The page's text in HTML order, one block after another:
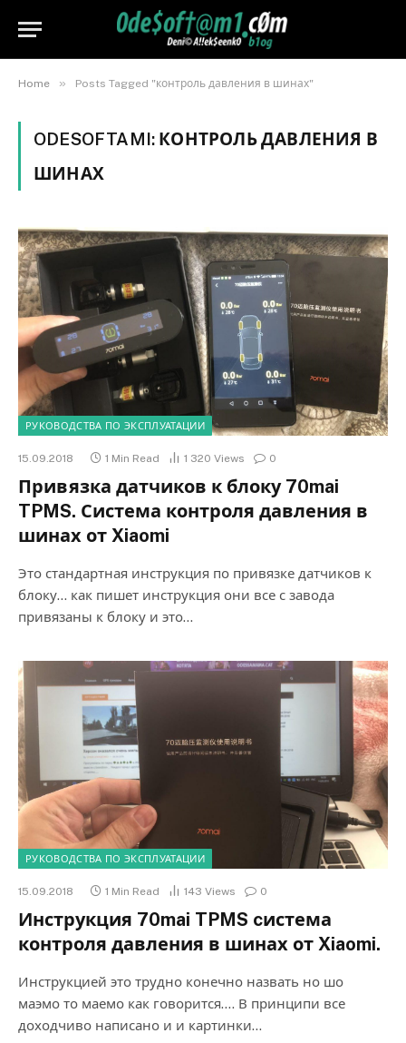
Home » Posts Tagged "контроль давления в шинах"
ODESOFTAMI: КОНТРОЛЬ ДАВЛЕНИЯ В
ШИНАХ
РУКОВОДСТВА ПО ЭКСПЛУАТАЦИИ
15.09.2018 1 Min Read 1 320 Views 0
Привязка датчиков к блоку 70mai
TPMS. Система контроля давления в
шинах от Xiaomi
Это стандартная инструкция по привязке датчиков к
блоку… как пишет инструкция они все с завода
привязаны к блоку и это…
РУКОВОДСТВА ПО ЭКСПЛУАТАЦИИ
15.09.2018 1 Min Read 143 Views 0
Инструкция 70mai TPMS cистема
контроля давления в шинах от Xiaomi.
Инструкцией это трудно конечно назвать но шо
маэмо то маемо как говорится…. В принципи все
доходчиво написано и и картинки…